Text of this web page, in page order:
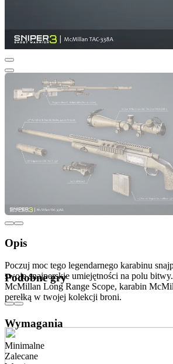
Opis
Poczuj moc tego legendarnego karabinu
swoje snajperskie umiejętności na polu
McMillan Long Range Scope, karabin
perełką w twojej kolekcji broni.
Podobne gry
Wymagania
Minimalne
Zalecane